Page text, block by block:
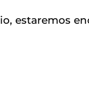
estaremos